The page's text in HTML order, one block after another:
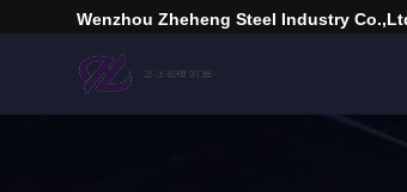
Wenzhou Zheheng Steel Industry